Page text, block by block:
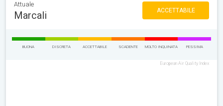
Attuale
Marcali ACCETTABILE
BUONA DISCRETA ACCETTABILE SCADENTE MOLTO INQUINATA PESSIMA
European Air Quality Index